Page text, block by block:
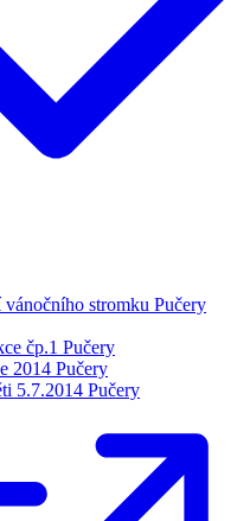
vánočního stromku Pučery
čp.1 Pučery
2014 Pučery
5.7.2014 Pučery